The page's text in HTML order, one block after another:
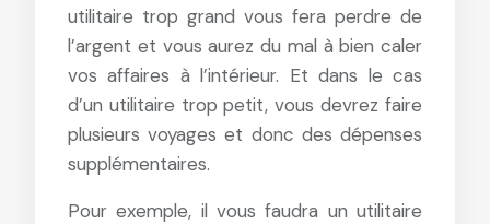
utilitaire trop grand vous fera perdre de
l’argent et vous aurez du mal à bien caler
vos affaires à l’intérieur. Et dans le cas
d’un utilitaire trop petit, vous devrez faire
plusieurs voyages et donc des dépenses
supplémentaires.
Pour exemple, il vous faudra un utilitaire